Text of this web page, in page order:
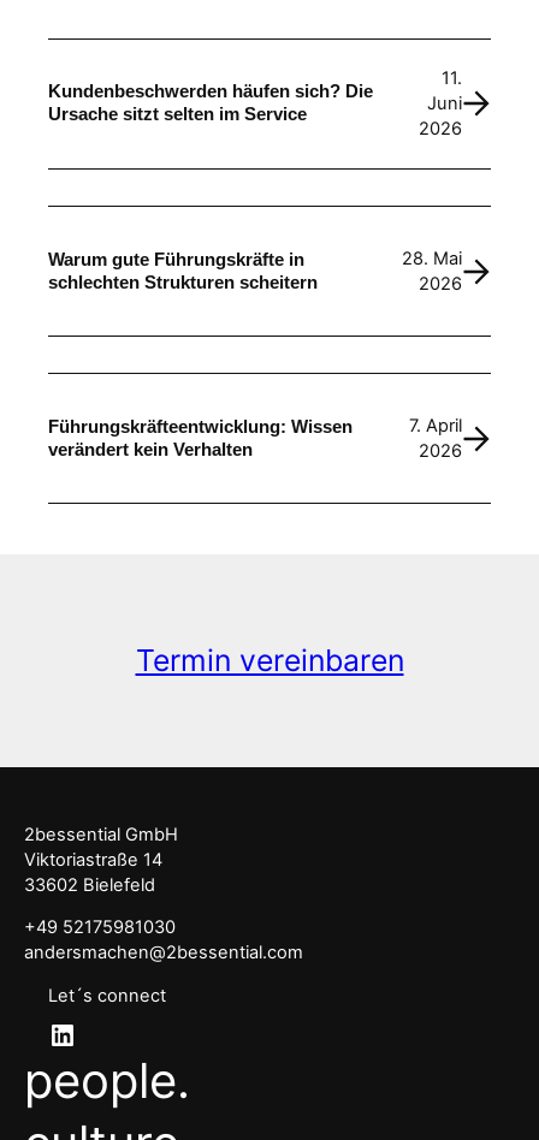
Kundenbeschwerden häufen sich? Die
Ursache sitzt selten im Service
11.
Juni
2026
Warum gute Führungskräfte in
schlechten Strukturen scheitern
28. Mai
2026
Führungskräfteentwicklung: Wissen
verändert kein Verhalten
7. April
2026
Termin vereinbaren
2bessential GmbH
Viktoriastraße 14
33602 Bielefeld
+49 52175981030
andersmachen@2bessential.com
Let´s connect
LinkedIn
people.